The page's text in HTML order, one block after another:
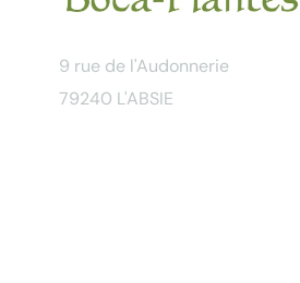
9 rue de l'Audonnerie
79240 L'ABSIE